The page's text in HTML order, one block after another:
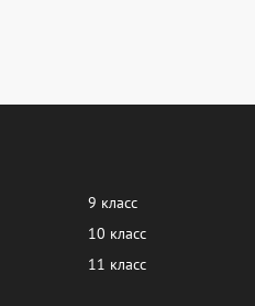
9 класс
10 класс
11 класс